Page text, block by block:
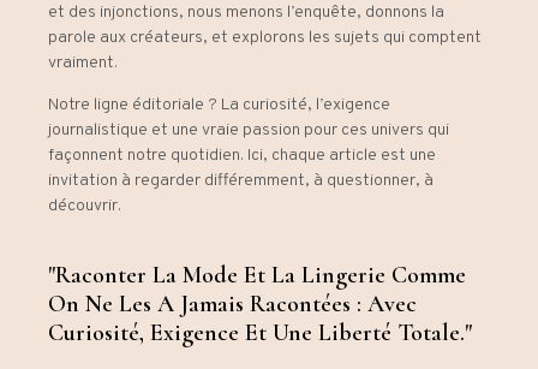
et des injonctions, nous menons l’enquête, donnons la
parole aux créateurs, et explorons les sujets qui comptent
vraiment.
Notre ligne éditoriale ? La curiosité, l’exigence
journalistique et une vraie passion pour ces univers qui
façonnent notre quotidien. Ici, chaque article est une
invitation à regarder différemment, à questionner, à
découvrir.
"Raconter La Mode Et La Lingerie Comme
On Ne Les A Jamais Racontées : Avec
Curiosité, Exigence Et Une Liberté Totale."